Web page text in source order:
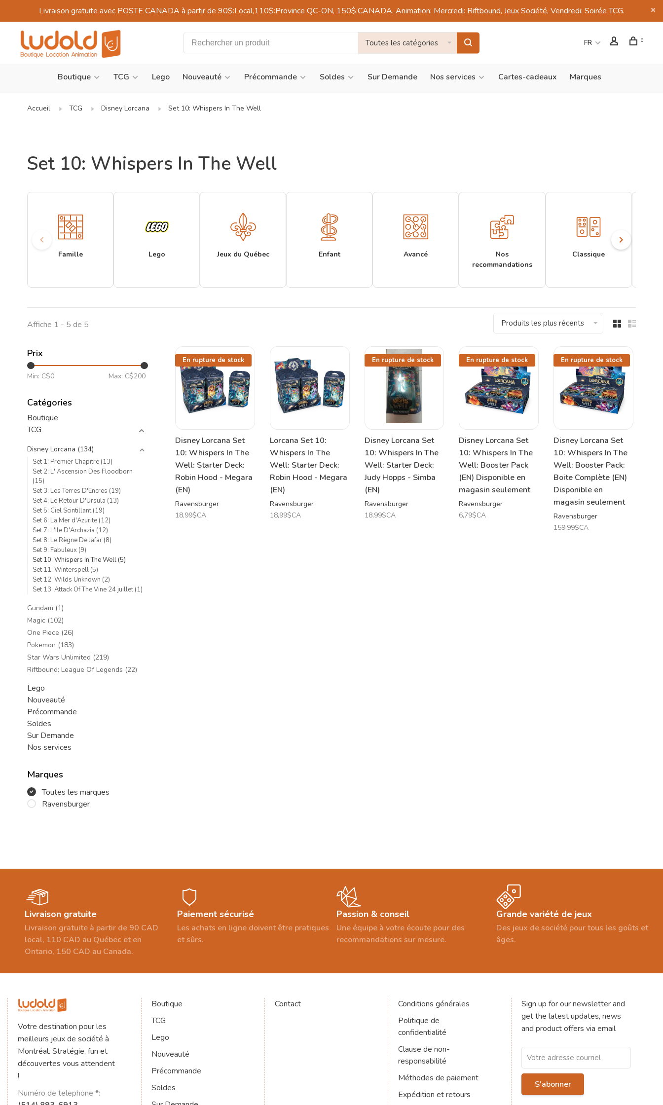
Livraison gratuite avec POSTE CANADA à partir de 90$:Local,110$:Province QC-ON, 150$:CANADA. Animation: Mercredi: Riftbound, Jeux Société, Vendredi: Soirée TCG.
Toutes les catégories FR 0
Boutique TCG Lego Nouveauté Précommande Soldes Sur Demande Nos services Cartes-cadeaux Marques
Accueil TCG Disney Lorcana Set 10: Whispers In The Well
Set 10: Whispers In The Well
Famille Lego Jeux du Québec Enfant Avancé
Nos
recommandations
Classique
Affiche 1 - 5 de 5 Produits les plus récents
Prix
Min: C$0 Max: C$200
Catégories
Boutique
TCG
Disney Lorcana (134)
Set 1: Premier Chapitre (13)
Set 2: L' Ascension Des Floodborn
(15)
Set 3: Les Terres D'Encres (19)
Set 4: Le Retour D'Ursula (13)
Set 5: Ciel Scintillant (19)
Set 6: La Mer d'Azurite (12)
Set 7: L'Ile D'Archazia (12)
Set 8: Le Règne De Jafar (8)
Set 9: Fabuleux (9)
Set 10: Whispers In The Well (5)
Set 11: Winterspell (5)
Set 12: Wilds Unknown (2)
Set 13: Attack Of The Vine 24 juillet (1)
Gundam (1)
Magic (102)
One Piece (26)
Pokemon (183)
Star Wars Unlimited (219)
Riftbound: League Of Legends (22)
Lego
Nouveauté
Précommande
Soldes
Sur Demande
Nos services
Marques
Toutes les marques
Ravensburger
En rupture de stock
Disney Lorcana Set
10: Whispers In The
Well: Starter Deck:
Robin Hood - Megara
(EN)
Ravensburger
18,99$CA
Lorcana Set 10:
Whispers In The
Well: Starter Deck:
Robin Hood - Megara
(EN)
Ravensburger
18,99$CA
En rupture de stock
Disney Lorcana Set
10: Whispers In The
Well: Starter Deck:
Judy Hopps - Simba
(EN)
Ravensburger
18,99$CA
En rupture de stock
Disney Lorcana Set
10: Whispers In The
Well: Booster Pack
(EN) Disponible en
magasin seulement
Ravensburger
6,79$CA
En rupture de stock
Disney Lorcana Set
10: Whispers In The
Well: Booster Pack:
Boite Complète (EN)
Disponible en
magasin seulement
Ravensburger
159,99$CA
Livraison gratuite
Livraison gratuite à partir de 90 CAD
local, 110 CAD au Québec et en
Ontario, 150 CAD au Canada.
Paiement sécurisé
Les achats en ligne doivent être pratiques
et sûrs.
Passion & conseil
Une équipe à votre écoute pour des
recommandations sur mesure.
Grande variété de jeux
Des jeux de société pour tous les goûts et
âges.
Votre destination pour les
meilleurs jeux de société à
Montréal. Stratégie, fun et
découvertes vous attendent
!
Numéro de telephone *:
Boutique
TCG
Lego
Nouveauté
Précommande
Soldes
Contact
Conditions générales
Politique de
confidentialité
Clause de non-
responsabilité
Méthodes de paiement
Expédition et retours
Sign up for our newsletter and
get the latest updates, news
and product offers via email
S'abonner